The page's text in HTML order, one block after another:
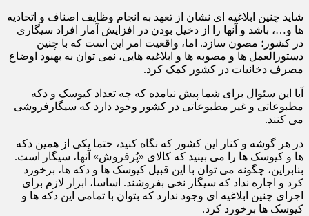
شاید چنین ابلاغیه ای نشان از تعهد به انجام وظایف اصناف و اتحادیه
ها و…، باشد و آنها را از دخیل بودن در افزایش آمار افراد سیگاری
در کشور؛ مصون سازد. اما، واقعیت امر این است که با چنین
دستورالعمل ها و مصوبه ها و ابلاغیه هایی، نمی توان به بهبود اوضاع
مصرف دخانیات در کشور کمک کرد.
آیا این سئوال برای شما پیش نیامده که چه تعداد کیوسک و دکه
مطبوعاتی و غیر مطبوعاتی در کشور وجود دارد که سیگارفروشی
می کنند.
در هر گوشه و کنار این کشور که نگاه کنید، حتما یکی از همین دکه
ها و کیوسک ها را می بینید که کالای «پُرفروش» آنها، سیگار است.
بنابراین، چگونه می توان با این قبیل کیوسک ها و دکه ها، برخورد
کرد و اجازه نداد که سیگار نخی بفروشند. اساسا، ابزار لازم برای
اجرای چنین ابلاغیه ای وجود ندارد که بتوان با تمامی این دکه ها و
کیوسک ها برخورد کرد.